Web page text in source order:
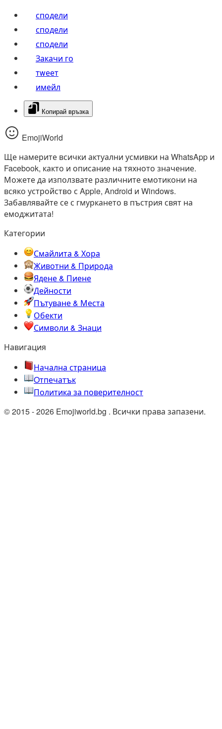
сподели
сподели
сподели
Закачи го
тwеет
имейл
Копирай връзка
EmojiWorld
Ще намерите всички актуални усмивки на WhatsApp и
Facebook, както и описание на тяхното значение.
Можете да използвате различните емотикони на
всяко устройство с Apple, Android и Windows.
Забавлявайте се с гмуркането в пъстрия свят на
емоджитата!
Категории
Смайлита & Хора
Животни & Природа
Ядене & Пиене
Дейности
Пътуване & Места
Обекти
Символи & Знаци
Навигация
Начална страница
Oтпечатък
Политика за поверителност
© 2015 - 2026 Emojiworld.bg . Всички права запазени.